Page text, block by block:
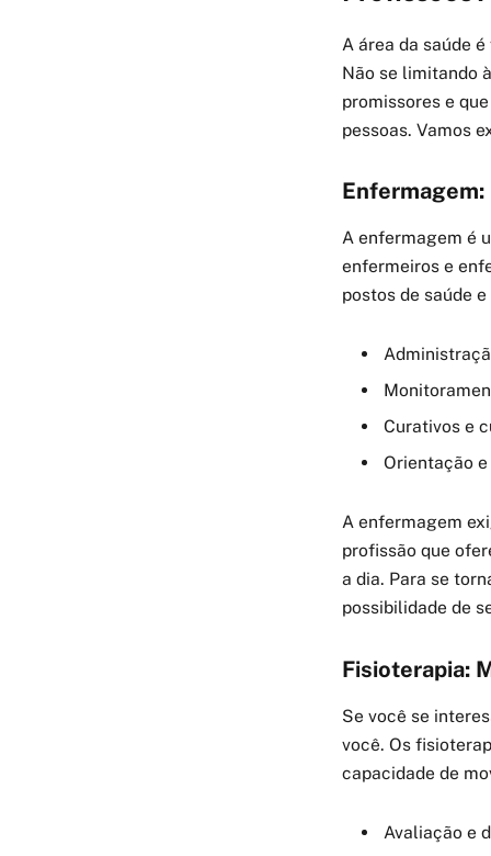
A área da saúde
Não se limitando
promissores e
pessoas. Vamos
Enfermagem:
A enfermagem é
enfermeiros e
postos de saúde
Curativos e
Orientação
A enfermagem
profissão que
a dia. Para se
possibilidade de
Fisioterapia:
Se você se
você. Os
capacidade de
Avaliação e